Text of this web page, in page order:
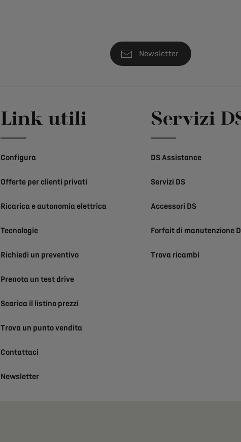
Newsletter
Link utili
Configura
Offerte per clienti privati
Ricarica e autonomia elettrica
Tecnologie
Richiedi un preventivo
Prenota un test drive
Scarica il listino prezzi
Trova un punto vendita
Contattaci
Newsletter
Servizi
DS Assistance
Servizi DS
Accessori DS
Forfait di manutenzione
Trova ricambi